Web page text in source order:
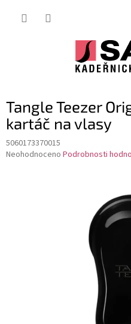
Tangle Teezer
kartáč na vlasy
5060173370015
Průměrné
Neohodnoceno Podrobnosti